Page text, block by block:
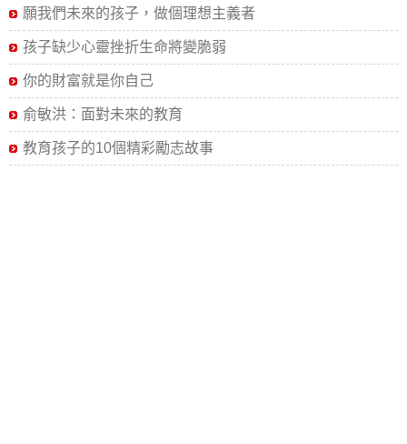
願我們未來的孩子，做個理想主義者
孩子缺少心靈挫折生命將變脆弱
你的財富就是你自己
俞敏洪：面對未來的教育
教育孩子的10個精彩勵志故事